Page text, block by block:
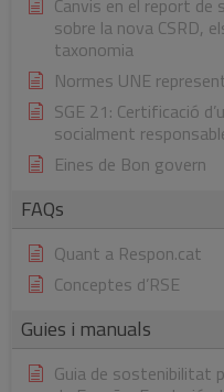
sobre la nova CSRD,
taxonomia
Normes UNE
SGE 21: Certificació
socialment
Eines de Bon govern
FAQs
Quant a Respon.cat
Conceptes d’RSE
Guies i manuals
Guia de sostenibilitat